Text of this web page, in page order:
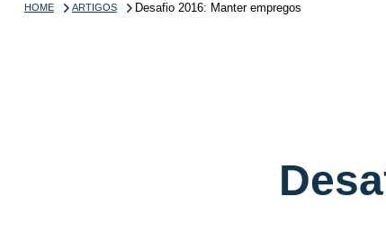
HOME ARTIGOS Desafio 2016: Manter empregos